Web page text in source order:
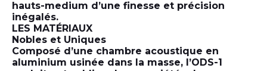
hauts-medium d’une finesse et précision
inégalés.
LES MATÉRIAUX
Nobles et Uniques
Composé d’une chambre acoustique en
aluminium usinée dans la masse, l’ODS-1